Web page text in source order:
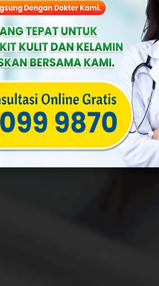
23rd, 2026 Categories:Penyakit